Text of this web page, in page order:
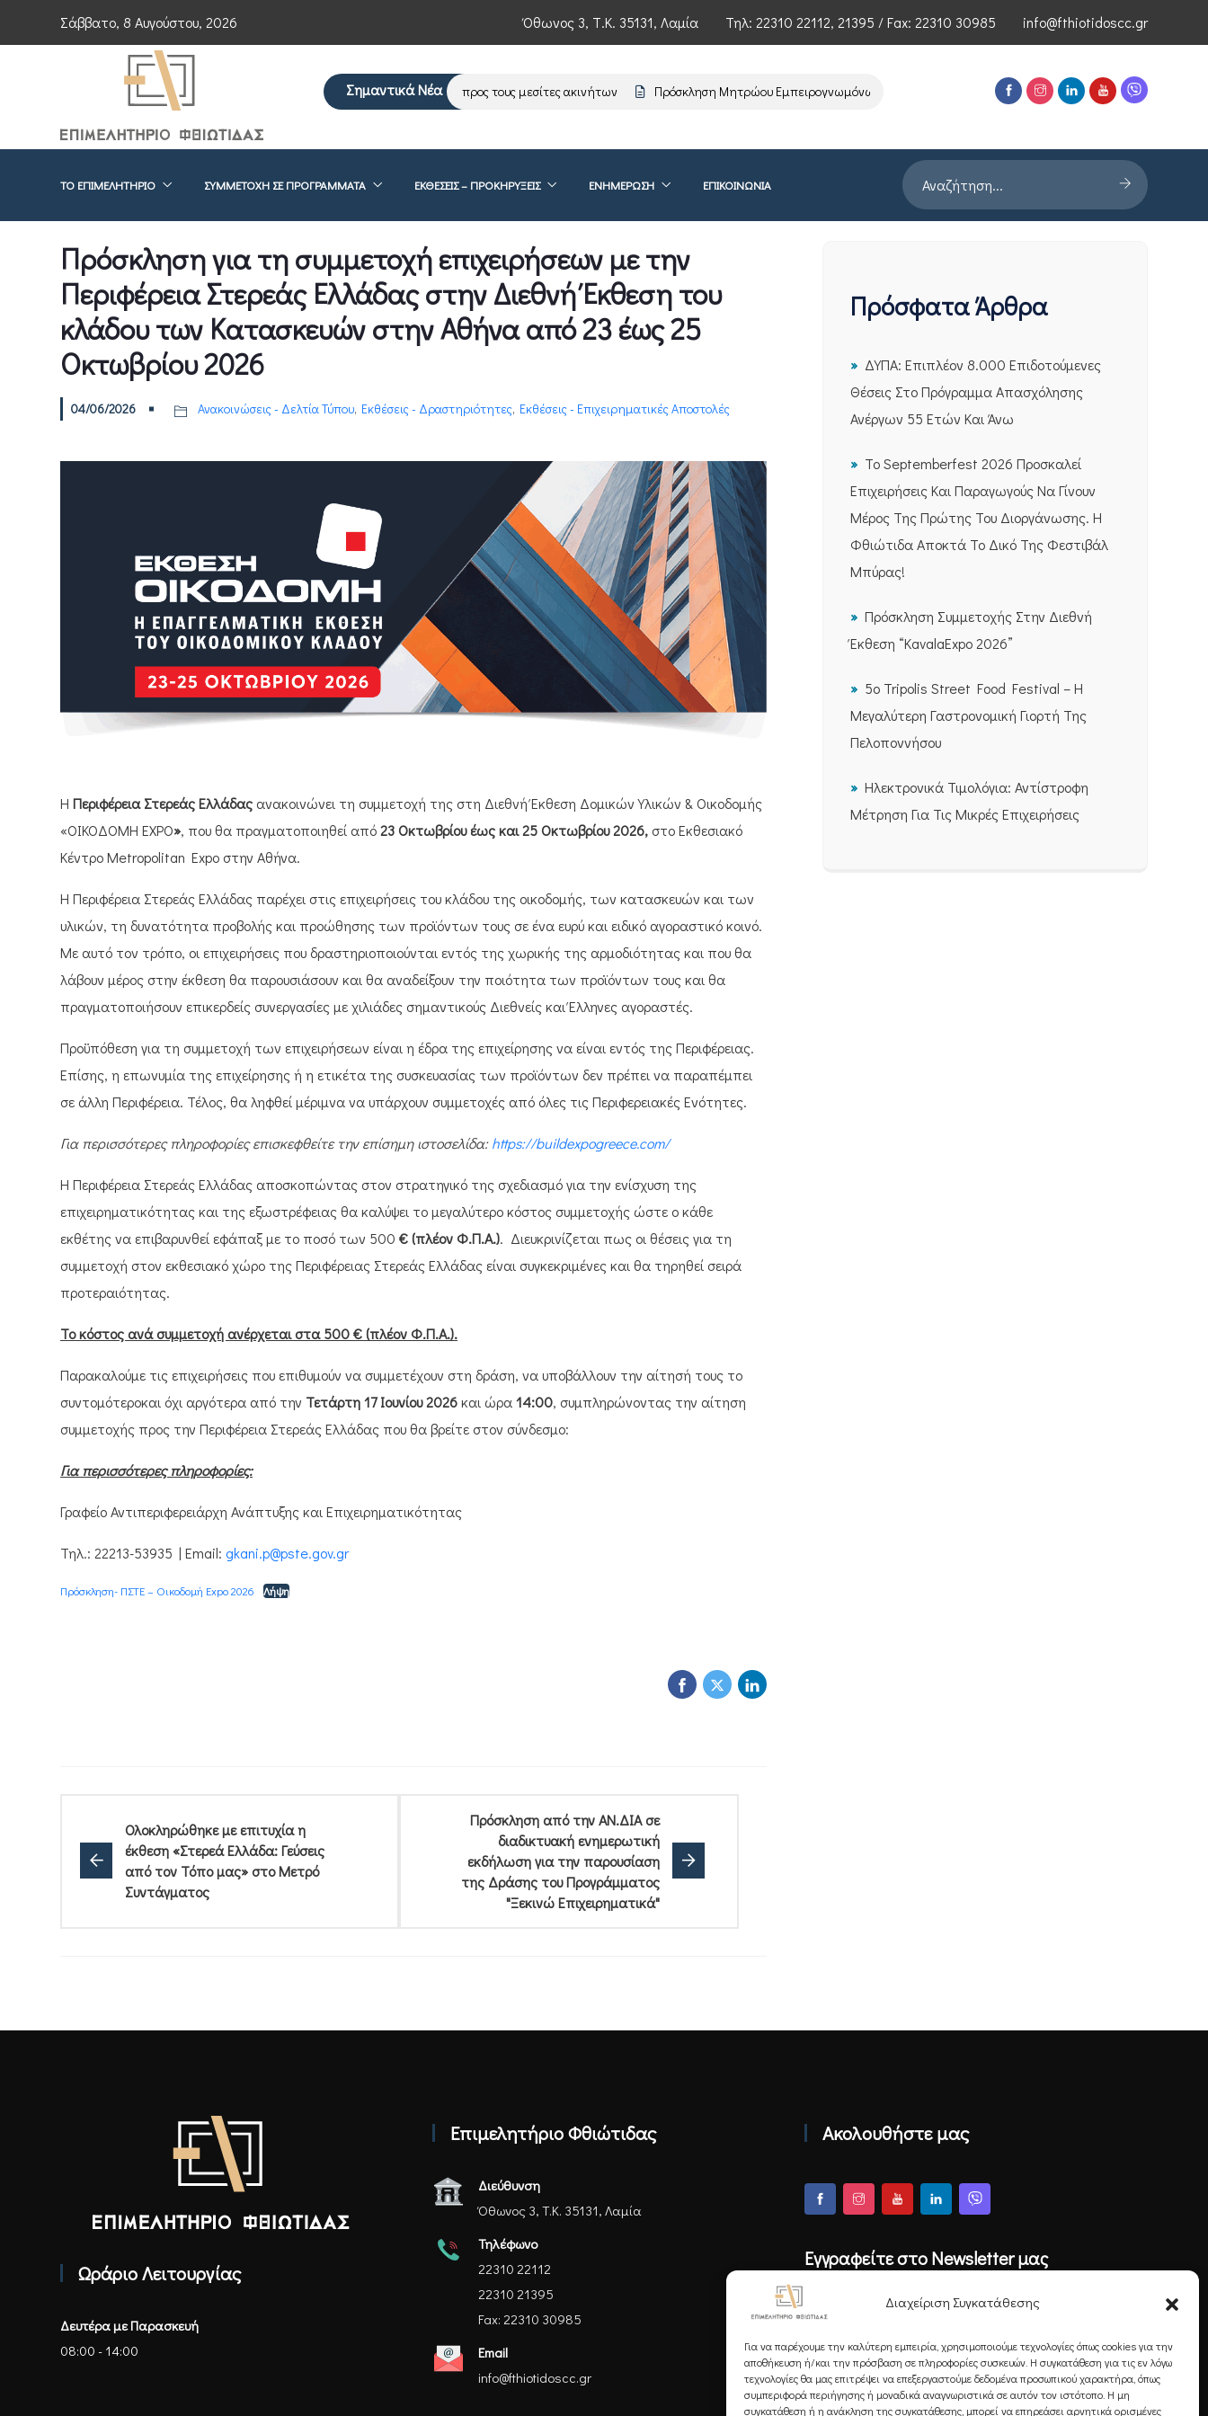
Διαχείριση Συγκατάθεσης
Για να παρέχουμε την καλύτερη εμπειρία, χρησιμοποιούμε τεχνολογίες όπως cookies για την
αποθήκευση ή/και την πρόσβαση σε πληροφορίες συσκευών. Η συγκατάθεση για τις εν λόγω
τεχνολογίες θα μας επιτρέψει να επεξεργαστούμε δεδομένα προσωπικού χαρακτήρα, όπως
συμπεριφορά περιήγησης ή μοναδικά αναγνωριστικά σε αυτόν τον ιστότοπο. Η μη
συγκατάθεση ή η ανάκληση της συγκατάθεσης, μπορεί να επηρεάσει αρνητικά ορισμένες
Σάββατο, 8 Αυγούστου, 2026 Όθωνος 3, Τ.Κ. 35131, Λαμία Τηλ: 22310 22112, 21395 / Fax: 22310 30985 info@fthiotidoscc.gr
Σημαντικά Νέα
Επείγουσα ενημέρωση προς τους μεσίτες ακινήτων Πρόσκληση Μητρώου Εμπειρογνωμόνων Τεχνολογιών Αιχμής του ΕΦΕΠΑΕ Παρουσίαση Έρευνας
ΤΟ ΕΠΙΜΕΛΗΤΉΡΙΟ ΣΥΜΜΕΤΟΧΉ ΣΕ ΠΡΟΓΡΆΜΜΑΤΑ ΕΚΘΕΣΕΙΣ – ΠΡΟΚΗΡΥΞΕΙΣ ΕΝΗΜΈΡΩΣΗ ΕΠΙΚΟΙΝΩΝΊΑ
Πρόσκληση για τη συμμετοχή επιχειρήσεων με την
Περιφέρεια Στερεάς Ελλάδας στην Διεθνή Έκθεση του
κλάδου των Κατασκευών στην Αθήνα από 23 έως 25
Οκτωβρίου 2026
04/06/2026 Ανακοινώσεις - Δελτία Τύπου, Εκθέσεις - Δραστηριότητες, Εκθέσεις - Επιχειρηματικές Αποστολές
H Περιφέρεια Στερεάς Ελλάδας ανακοινώνει τη συμμετοχή της στη Διεθνή Έκθεση Δομικών Υλικών & Οικοδομής
«ΟΙΚΟΔΟΜΗ ΕΧΡΟ», που θα πραγματοποιηθεί από23 Οκτωβρίου έως και 25 Οκτωβρίου2026, στο Εκθεσιακό
Κέντρο Metropolitan Expo στην Αθήνα.
Η Περιφέρεια Στερεάς Ελλάδας παρέχει στις επιχειρήσεις του κλάδου της οικοδομής, των κατασκευών και των
υλικών, τη δυνατότητα προβολής και προώθησης των προϊόντων τους σε ένα ευρύ και ειδικό αγοραστικό κοινό.
Με αυτό τον τρόπο, οι επιχειρήσεις που δραστηριοποιούνται εντός της χωρικής της αρμοδιότητας και που θα
λάβουν μέρος στην έκθεση θα παρουσιάσουν και θα αναδείξουν την ποιότητα των προϊόντων τους και θα
πραγματοποιήσουν επικερδείς συνεργασίες με χιλιάδες σημαντικούς Διεθνείς και Έλληνες αγοραστές.
Προϋπόθεση για τη συμμετοχή των επιχειρήσεων είναι η έδρα της επιχείρησης να είναι εντός της Περιφέρειας.
Επίσης, η επωνυμία της επιχείρησης ή η ετικέτα της συσκευασίας των προϊόντων δεν πρέπει να παραπέμπει
σε άλλη Περιφέρεια. Τέλος, θα ληφθεί μέριμνα να υπάρχουν συμμετοχές από όλες τις Περιφερειακές Ενότητες.
Για περισσότερες πληροφορίες επισκεφθείτε την επίσημη ιστοσελίδα:https://buildexpogreece.com/
Η Περιφέρεια Στερεάς Ελλάδας αποσκοπώντας στον στρατηγικό της σχεδιασμό για την ενίσχυση της
επιχειρηματικότητας και της εξωστρέφειας θα καλύψει το μεγαλύτερο κόστος συμμετοχής ώστε ο κάθε
εκθέτης να επιβαρυνθεί εφάπαξ με το ποσό των 500 € (πλέον Φ.Π.Α.). Διευκρινίζεται πως οι θέσεις για τη
συμμετοχή στον εκθεσιακό χώρο της Περιφέρειας Στερεάς Ελλάδας είναι συγκεκριμένες και θα τηρηθεί σειρά
προτεραιότητας.
Το κόστος ανά συμμετοχή ανέρχεται στα 500 € (πλέον Φ.Π.Α.).
Παρακαλούμε τις επιχειρήσεις που επιθυμούν να συμμετέχουν στη δράση, να υποβάλλουν την αίτησή τους το
συντομότεροκαι όχι αργότερα από την Τετάρτη 17 Ιουνίου 2026και ώρα14:00, συμπληρώνοντας την αίτηση
συμμετοχής προς την Περιφέρεια Στερεάς Ελλάδας που θα βρείτε στον σύνδεσμο:
Για περισσότερες πληροφορίες:
Γραφείο Αντιπεριφερειάρχη Ανάπτυξης και Επιχειρηματικότητας
Τηλ.: 22213-53935 | Email: gkani.p@pste.gov.gr
Πρόσκληση- ΠΣΤΕ – Οικοδομή Εxpo 2026 Λήψη
Ολοκληρώθηκε με επιτυχία η
έκθεση «Στερεά Ελλάδα: Γεύσεις
από τον Τόπο μας» στο Μετρό
Συντάγματος
Πρόσκληση από την ΑΝ.ΔΙΑ σε
διαδικτυακή ενημερωτική
εκδήλωση για την παρουσίαση
της Δράσης του Προγράμματος
"Ξεκινώ Επιχειρηματικά"
Πρόσφατα Άρθρα
ΔΥΠΑ: Επιπλέον 8.000 Επιδοτούμενες
Θέσεις Στο Πρόγραμμα Απασχόλησης
Ανέργων 55 Ετών Και Άνω
Το Septemberfest 2026 Προσκαλεί
Επιχειρήσεις Και Παραγωγούς Να Γίνουν
Μέρος Της Πρώτης Του Διοργάνωσης. Η
Φθιώτιδα Αποκτά Το Δικό Της Φεστιβάλ
Μπύρας!
Πρόσκληση Συμμετοχής Στην Διεθνή
Έκθεση “KavalaExpo 2026”
5ο Tripolis Street Food Festival – Η
Μεγαλύτερη Γαστρονομική Γιορτή Της
Πελοποννήσου
Ηλεκτρονικά Τιμολόγια: Αντίστροφη
Μέτρηση Για Τις Μικρές Επιχειρήσεις
Ωράριο Λειτουργίας
Δευτέρα με Παρασκευή
08:00 - 14:00
Επιμελητήριο Φθιώτιδας
Διεύθυνση
Όθωνος 3, Τ.Κ. 35131, Λαμία
Τηλέφωνο
22310 22112
22310 21395
Fax: 22310 30985
Email
info@fthiotidoscc.gr
Ακολουθήστε μας
Εγγραφείτε στο Newsletter μας
Εγγραφή